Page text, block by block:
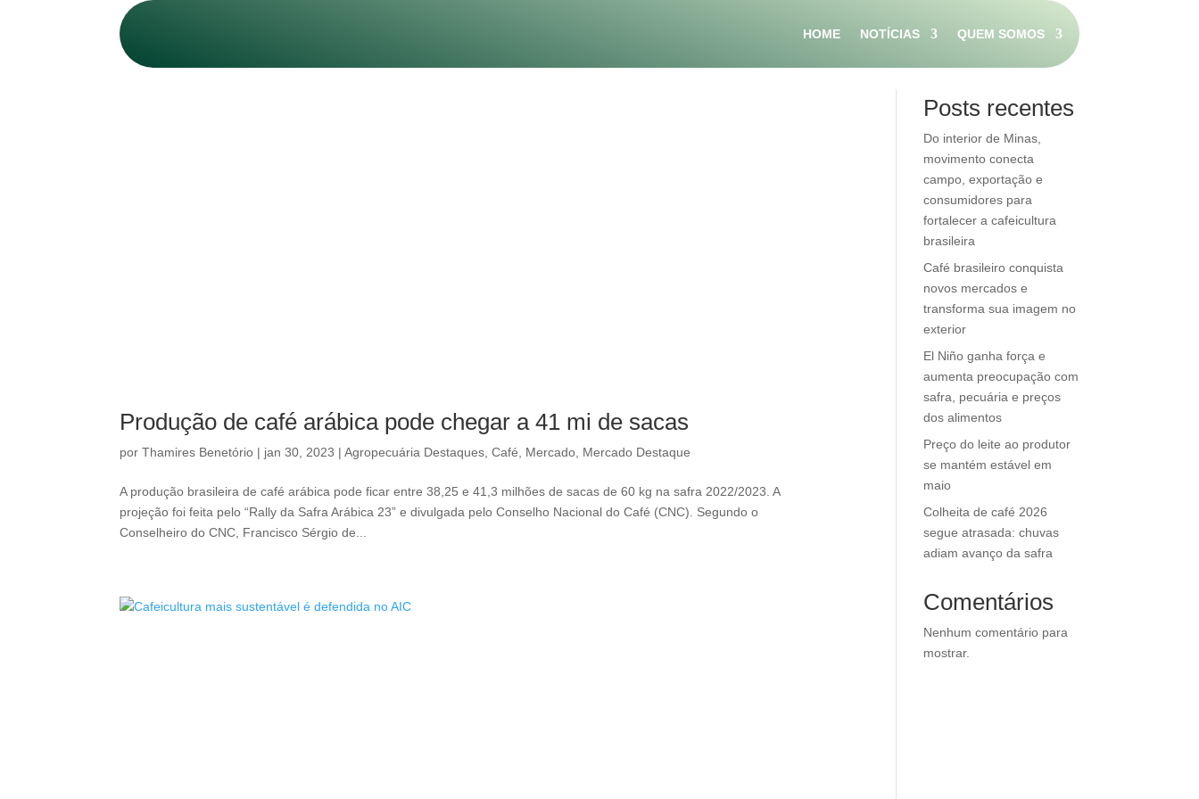
HOME NOTÍCIAS QUEM SOMOS
Produção de café arábica pode chegar a 41 mi de sacas
porThamires Benetório | jan 30, 2023 |Agropecuária Destaques,Café, Mercado, Mercado Destaque
A produção brasileira de café arábica pode ficar entre 38,25 e 41,3 milhões de sacas de 60 kg na safra 2022/2023. A
projeção foi feita pelo “Rally da Safra Arábica 23” e divulgada pelo Conselho Nacional do Café (CNC). Segundo o
Conselheiro do CNC, Francisco Sérgio de...
Posts recentes
Do interior de Minas,
movimento conecta
campo, exportação e
consumidores para
fortalecer a cafeicultura
brasileira
Café brasileiro conquista
novos mercados e
transforma sua imagem no
exterior
El Niño ganha força e
aumenta preocupação com
safra, pecuária e preços
dos alimentos
Preço do leite ao produtor
se mantém estável em
maio
Colheita de café 2026
segue atrasada: chuvas
adiam avanço da safra
Comentários
Nenhum comentário para
mostrar.